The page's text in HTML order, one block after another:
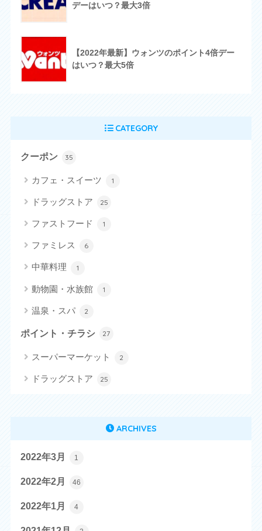
デーはいつ？最大3倍
【2022年最新】ウォンツのポイント4倍デー
はいつ？最大5倍
CATEGORY
クーポン 35
カフェ・スイーツ 1
ドラッグストア 25
ファストフード 1
ファミレス 6
中華料理 1
動物園・水族館 1
温泉・スパ 2
ポイント・チラシ 27
スーパーマーケット 2
ドラッグストア 25
ARCHIVES
2022年3月 1
2022年2月 46
2022年1月 4